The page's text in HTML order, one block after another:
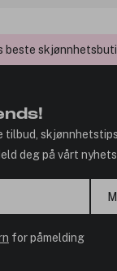
beste
tilbud,
deg på vårt
for påmelding